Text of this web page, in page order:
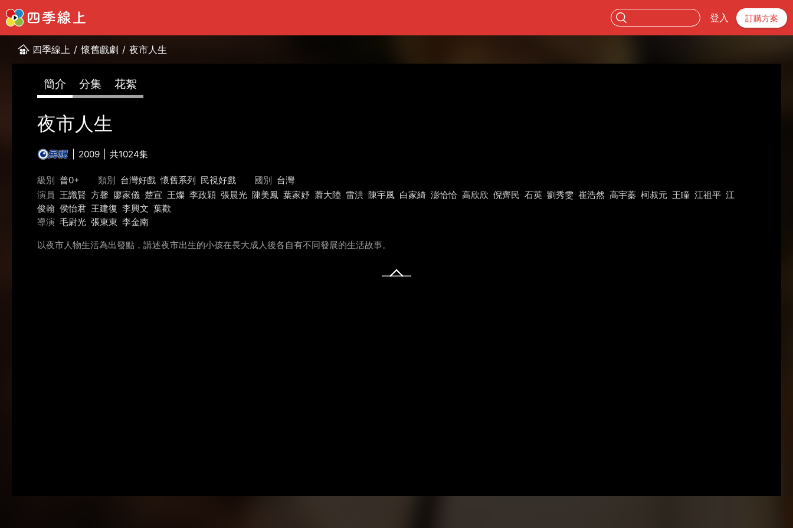
登入 訂購方案
四季線上 / 懷舊戲劇 / 夜市人生
簡介 分集 花絮
夜市人生
2009 共1024集
級別 普0+ 類別 台灣好戲 懷舊系列 民視好戲 國別 台灣
演員 王識賢 方馨 廖家儀 楚宣 王燦 李政穎 張晨光 陳美鳳 葉家妤 蕭大陸 雷洪 陳宇風 白家綺 澎恰恰 高欣欣 倪齊民 石英 劉秀雯 崔浩然 高宇蓁 柯叔元 王瞳 江祖平 江
俊翰 侯怡君 王建復 李興文 葉歡
導演 毛尉光 張東東 李金南
以夜市人物生活為出發點，講述夜市出生的小孩在長大成人後各自有不同發展的生活故事。